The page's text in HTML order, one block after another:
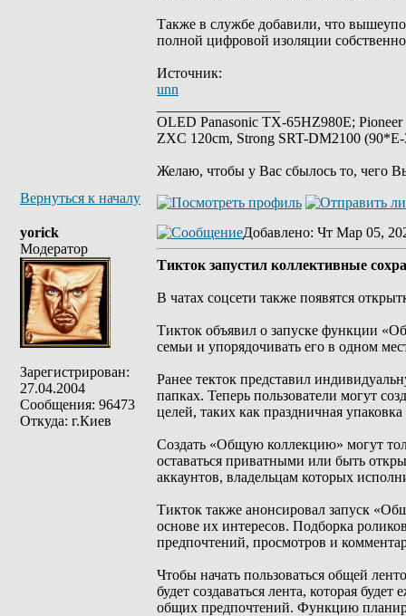
Также в службе добавили, что
полной цифровой изоляции
Источник:
unn
OLED Panasonic TX-65HZ980E;
ZXC 120cm, Strong SRT-DM2100
Желаю, чтобы у Вас сбылось то, чего
Вернуться к началу
yorick
Модератор
Зарегистрирован:
27.04.2004
Сообщения: 96473
Откуда: г.Киев
Добавлено: Чт Мар 05,
Тикток запустил коллективные
В чатах соцсети также появятся
Тикток объявил о запуске функции
семьи и упорядочивать его в одном
Ранее текток представил
папках. Теперь пользователи могут
целей, таких как праздничная
Создать «Общую коллекцию» могут
оставаться приватными или быть
аккаунтов, владельцам которых
Тикток также анонсировал запуск
основе их интересов. Подборка
предпочтений, просмотров и
Чтобы начать пользоваться общей
будет создаваться лента, которая
общих предпочтений. Функцию